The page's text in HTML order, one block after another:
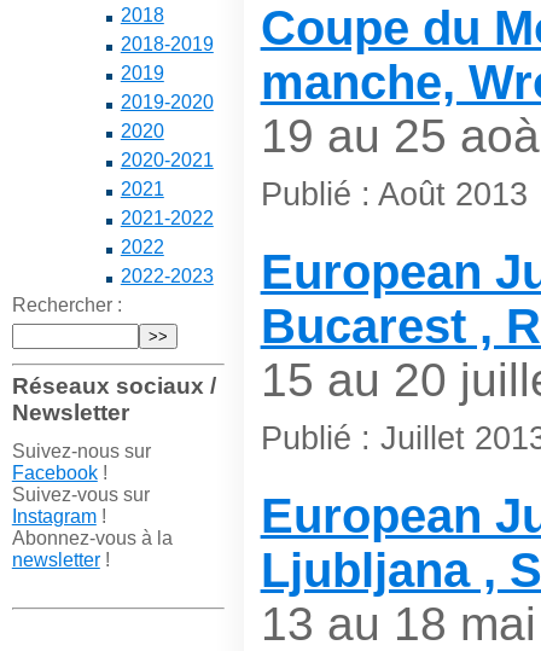
2018
2018-2019
2019
2019-2020
2020
2020-2021
2021
2021-2022
2022
2022-2023
Rechercher :
Réseaux sociaux /
Newsletter
Suivez-nous sur
Facebook!
Suivez-vous sur
Instagram!
Abonnez-vous à la
newsletter!
Coupe du
manche,
19 au 25
Publié : Août 2013
European
Bucarest ,
15 au 20
Publié : Juillet
European
Ljubljana ,
13 au 18 mai